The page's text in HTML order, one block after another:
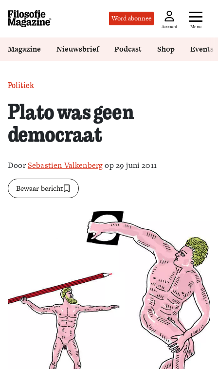
Word abonnee
Account Menu
Zoek
Magazine Nieuwsbrief Podcast Shop Events
Politiek
Plato was geen
democraat
DoorSebastien Valkenbergop 29 juni 2011
Bewaar bericht